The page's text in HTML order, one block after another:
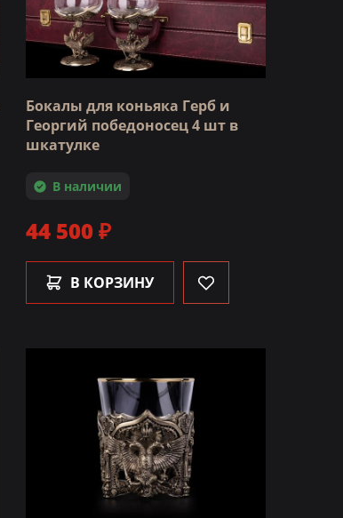
Бокалы для коньяка Герб и
Георгий победоносец 4 шт в
шкатулке
В наличии
44 500 ₽
В КОРЗИНУ